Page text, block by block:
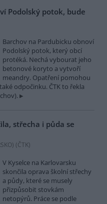
Podolský potok, bude
Barchov na Pardubicku obnoví
Podolský potok, který obcí
protéká. Nechá vybourat jeho
betonové koryto a vytvoří
meandry. Opatření pomohou
odpočinku. ČTK to řekla
střecha i půda se
(ČTK)
V Kyselce na Karlovarsku
skončila oprava školní střechy
a půdy, které se musely
přizpůsobit stovkám
netopýrů. Práce se podle